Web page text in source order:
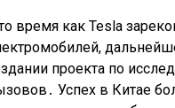
время как Tesla
проекта по
Успех в Китае